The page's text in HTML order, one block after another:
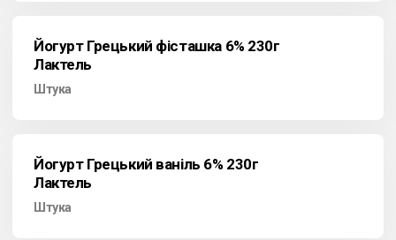
Йогурт Грецький фісташка 6% 230г
Лактель
Штука
Йогурт Грецький ваніль 6% 230г
Лактель
Штука